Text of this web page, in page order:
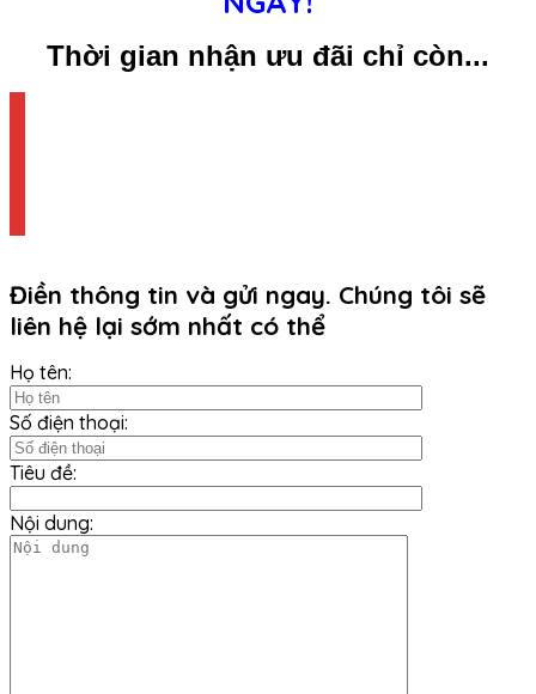
Thời gian nhận ưu đãi chỉ còn...
Điền thông tin và gửi ngay. Chúng tôi sẽ
liên hệ lại sớm nhất có thể
Họ tên:
Số điện thoại:
Tiêu đề:
Nội dung: